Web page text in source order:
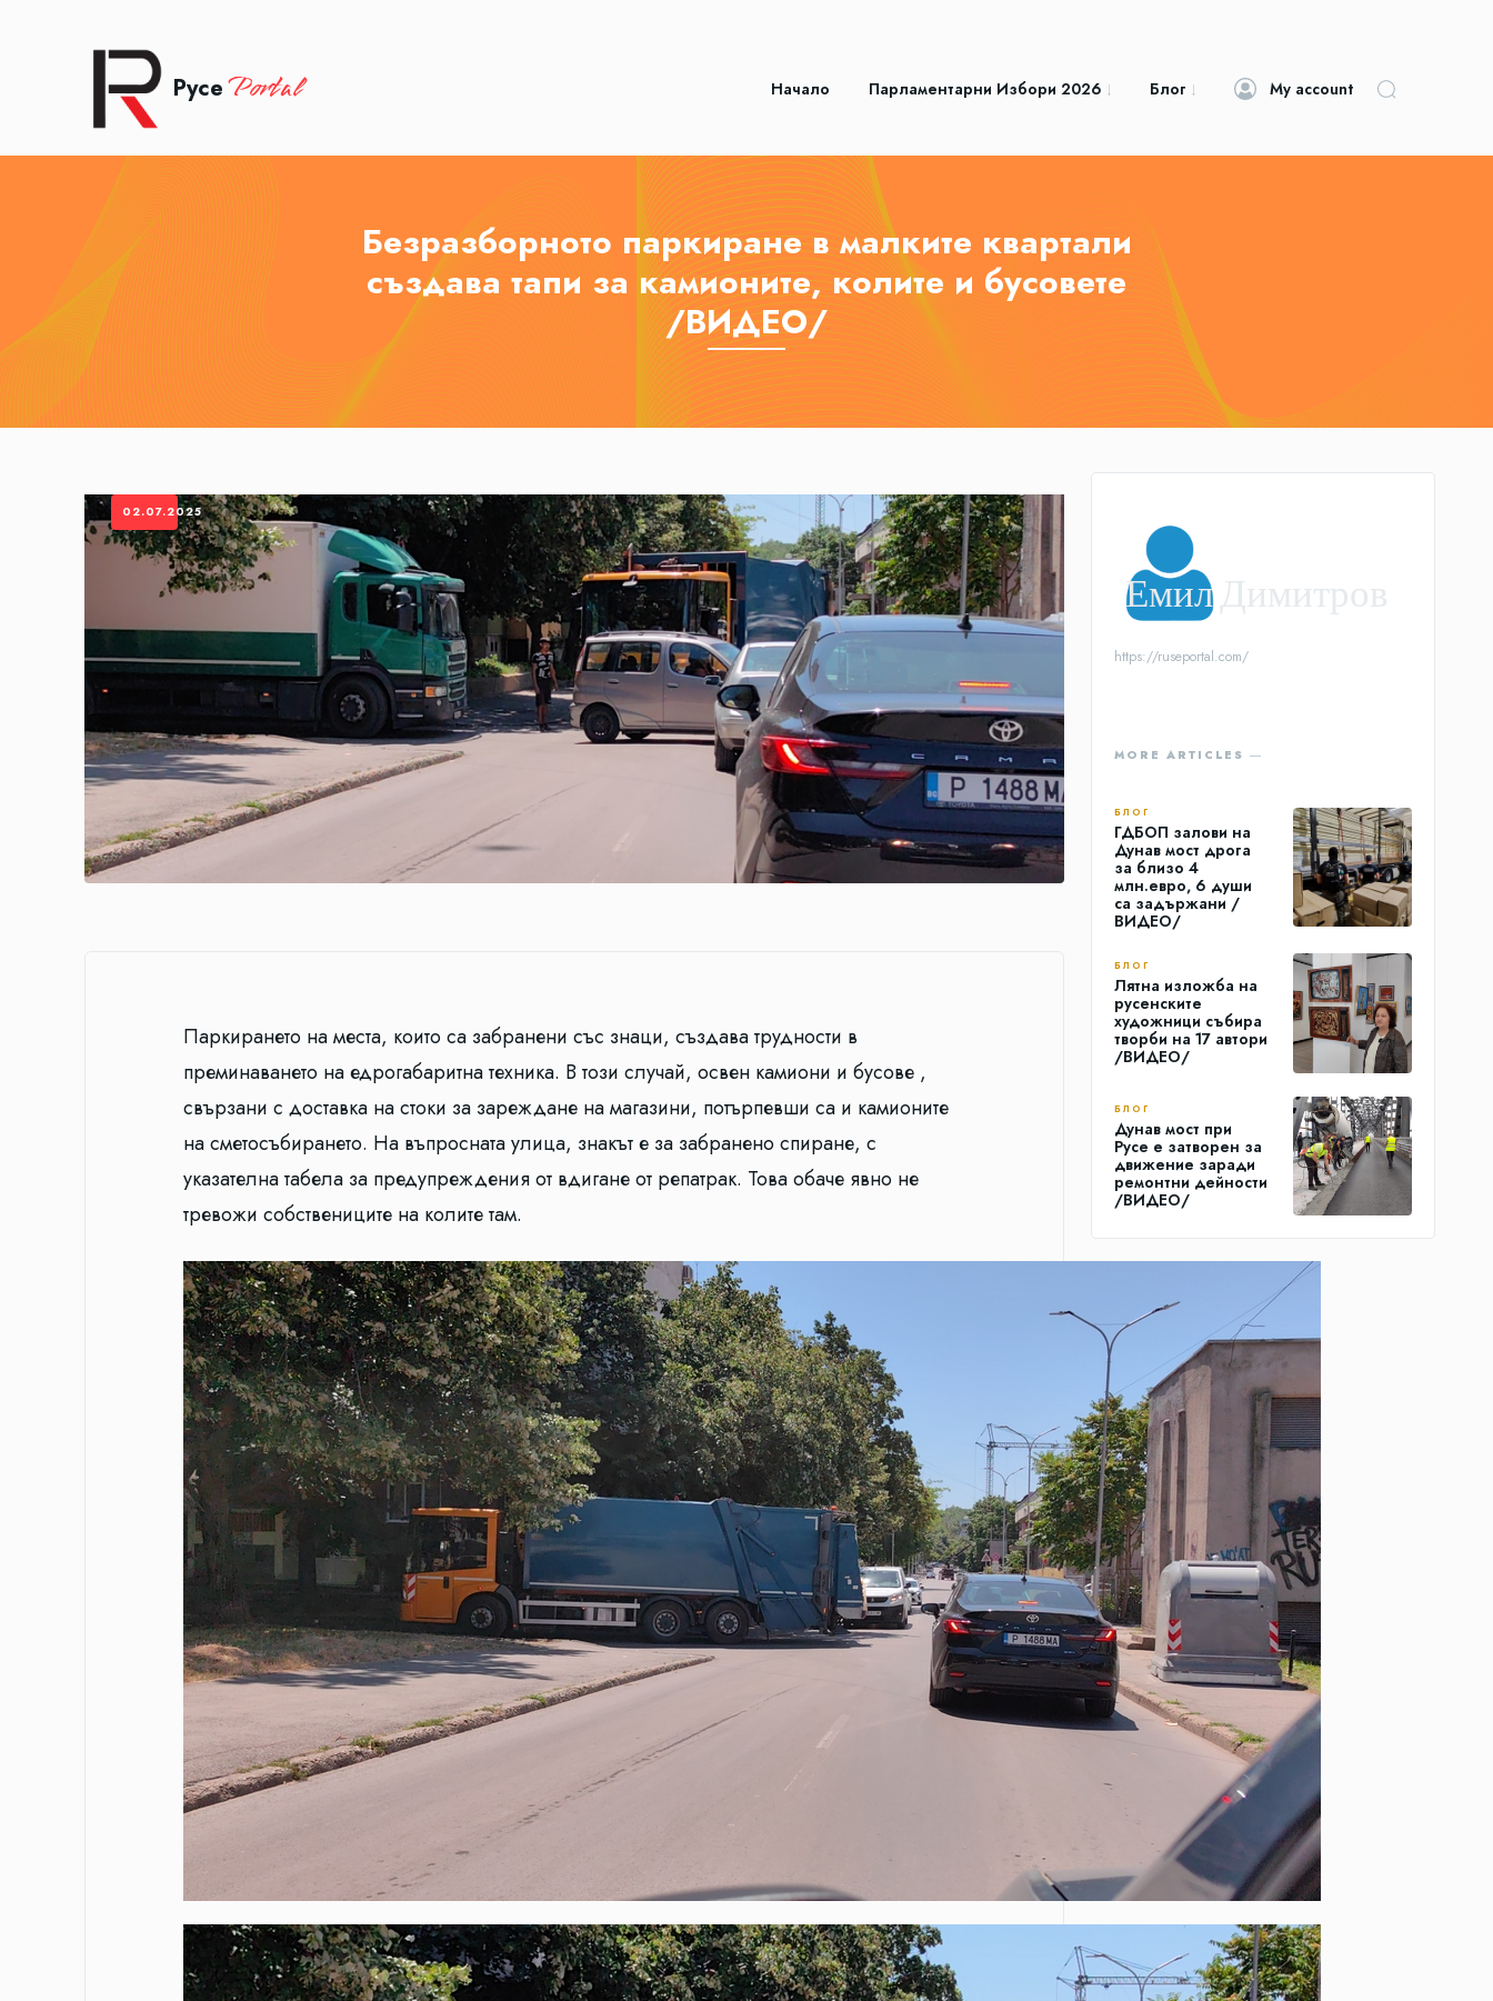
Русе Portal Начало Парламентарни Избори 2026 Блог My account
Безразборното паркиране в малките квартали
създава тапи за камионите, колите и бусовете
/ВИДЕО/
Паркирането на места, които са забранени със знаци, създава трудности в
преминаването на едрогабаритна техника. В този случай, освен камиони и бусове ,
свързани с доставка на стоки за зареждане на магазини, потърпевши са и камионите
на сметосъбирането. На въпросната улица, знакът е за забранено спиране, с
указателна табела за предупреждения от вдигане от репатрак. Това обаче явно не
тревожи собствениците на колите там.
02.07.2025
Емил Димитров
https://ruseportal.com/
MORE ARTICLES ―
БЛОГ
ГДБОП залови на
Дунав мост дрога
за близо 4
млн.евро, 6 души
са задържани /
ВИДЕО/
БЛОГ
Лятна изложба на
русенските
художници събира
творби на 17 автори
/ВИДЕО/
БЛОГ
Дунав мост при
Русе е затворен за
движение заради
ремонтни дейности
/ВИДЕО/